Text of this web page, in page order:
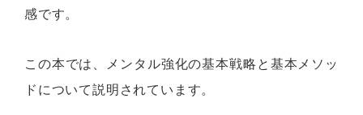
感です。
この本では、メンタル強化の基本戦略と基本メソッ
ドについて説明されています。